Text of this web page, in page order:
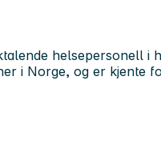
helsepersonell i
i Norge, og er kjente